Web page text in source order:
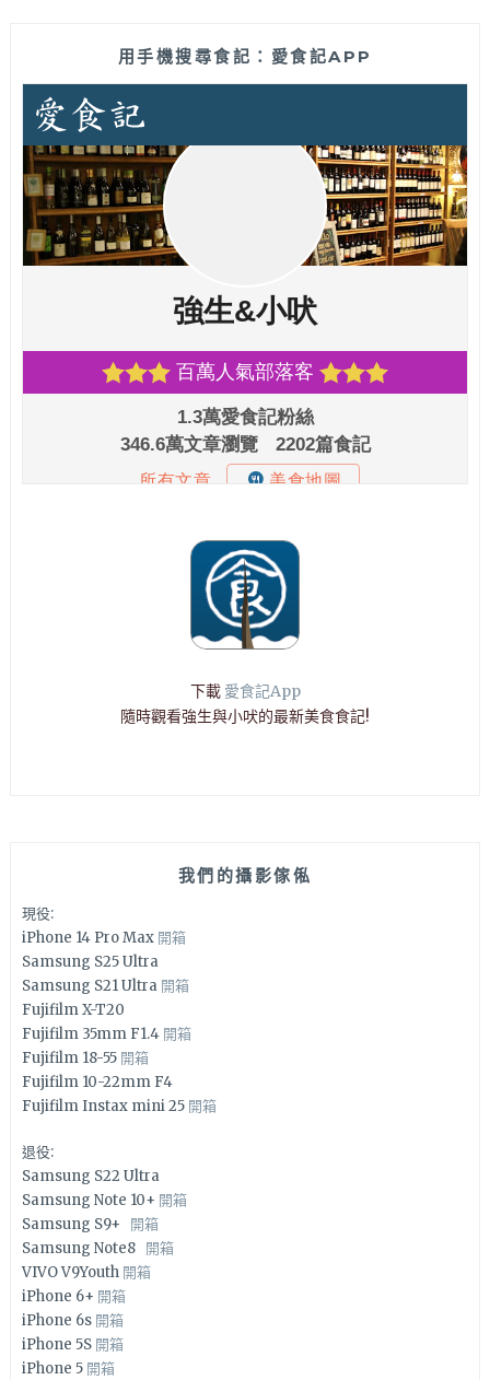
用手機搜尋食記：愛食記APP
下載 愛食記App
隨時觀看強生與小吠的最新美食食記!
我們的攝影傢俬
現役:
iPhone 14 Pro Max 開箱
Samsung S25 Ultra
Samsung S21 Ultra 開箱
Fujifilm X-T20
Fujifilm 35mm F1.4 開箱
Fujifilm 18-55 開箱
Fujifilm 10-22mm F4
Fujifilm Instax mini 25 開箱
退役:
Samsung S22 Ultra
Samsung Note 10+ 開箱
Samsung S9+ 開箱
Samsung Note8 開箱
VIVO V9Youth 開箱
iPhone 6+ 開箱
iPhone 6s 開箱
iPhone 5S 開箱
iPhone 5 開箱